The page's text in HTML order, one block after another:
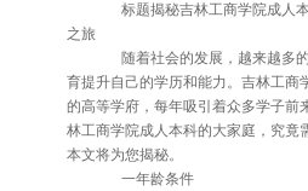
标题揭秘吉林工商学院成人本
之旅
随着社会的发展，越来越多的
育提升自己的学历和能力。吉林工商
的高等学府，每年吸引着众多学子前
林工商学院成人本科的大家庭，究竟
本文将为您揭秘。
一年龄条件